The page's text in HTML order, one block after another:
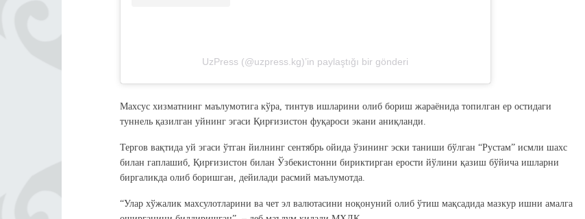
UzPress (@uzpress.kg)’in paylaştığı bir gönderi
Махсус хизматнинг маълумотига кўра, тинтув ишларини олиб бориш жараёнида топилган ер остидаги
туннель қазилган уйнинг эгаси Қирғизистон фуқароси экани аниқланди.
Тергов вақтида уй эгаси ўтган йилнинг сентябрь ойида ўзининг эски таниши бўлган “Рустам” исмли шахс
билан гаплашиб, Қирғизистон билан Ўзбекистонни бириктирган ерости йўлини қазиш бўйича ишларни
биргаликда олиб боришган, дейилади расмий маълумотда.
“Улар хўжалик махсулотларини ва чет эл валютасини ноқонуний олиб ўтиш мақсадида мазкур ишни амалга